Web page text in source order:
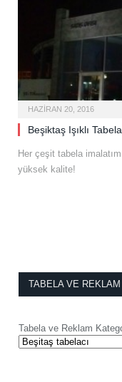
HAZIRAN 20, 2016
Beşiktaş Işıklı Tabela
Her çeşit tabela
yüksek kalite!
TABELA VE REKLAM
Tabela ve Reklam